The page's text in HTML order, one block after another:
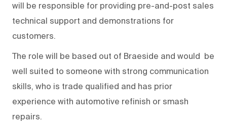
will be responsible for providing pre-and-post sales
technical support and demonstrations for
customers.
The role will be based out of Braeside and would be
well suited to someone with strong communication
skills, who is trade qualified and has prior
experience with automotive refinish or smash
repairs.